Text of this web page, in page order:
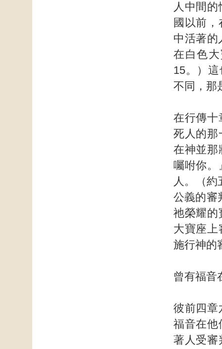
人中間
國以前
中活著的
在白色
15。）
不同，那
在行傳十
死人的那
在神並
囑咐你。
人。（約
公義的審
祂榮耀的
大寶座上
施行神的
曾有福音
彼前四章
福音在他
著人受審